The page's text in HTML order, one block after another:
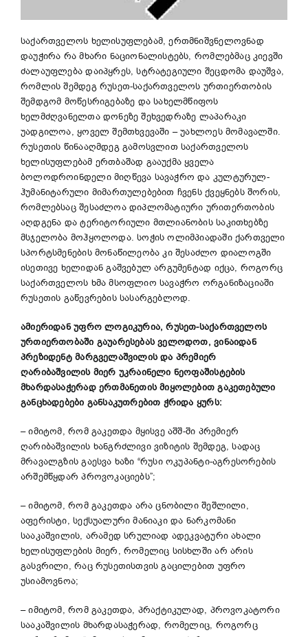
საქართველოს ხელისუფლებამ, ერთმნიშვნელოვნად
დაუჭირა რა მხარი ნაციონალისტებს, რომლებმაც კიევში
ძალაუფლება დაიპყრეს, სტრატეგიული შეცდომა დაუშვა,
რომლის შემდეგ რუსეთ-საქართველოს ურთიერთობის
შემდგომ მოწესრიგებაზე და სახელმწიფოს
ხელმძღვანელთა დონეზე შეხვედრაზე ლაპარაკი
უადგილოა, ყოველ შემთხვევაში – უახლოეს მომავალში.
რუსეთის წინააღმდეგ გამოსვლით საქართველოს
ხელისუფლებამ ერთბაშად გააუქმა ყველა
ბოლოდროინდელი მიღწევა სავაჭრო და კულტურულ-
ჰუმანიტარული მიმართულებებით ჩვენს ქვეყნებს შორის,
რომლებსაც შესაძლოა დიპლომატიური ურითერთობის
აღდგენა და ტერიტორიული მთლიანობის საკითხებზე
მსჯელობა მოჰყოლოდა. სოჭის ოლიმპიადაში ქართველი
სპორტსმენების მონაწილეობა კი შესაძლო დიალოგში
ისეთივე ხელიდან გაშვებულ არგუმენტად იქცა, როგორც
საქართველოს ხმა მსოფლიო სავაჭრო ორგანიზაციაში
რუსეთის გაწევრების სასარგებლოდ.
ამიერიდან უფრო ლოგიკურია, რუსეთ-საქართველოს
ურთიერთობაში გაუარესებას ველოდოთ, ვინაიდან
პრეზიდენტ მარგველაშვილის და პრემიერ
ღარიბაშვილის მიერ უკრაინელი ნეოფაშისტების
მხარდასაჭერად ერთმანეთის მიყოლებით გაკეთებული
განცხადებები განსაკუთრებით ჭრიდა ყურს:
– იმიტომ, რომ გაკეთდა მყისვე აშშ-ში პრემიერ
ღარიბაშვილის ხანგრძლივი ვიზიტის შემდეგ, სადაც
მრავალგზის გაესვა ხაზი “რუსი ოკუპანტი-აგრესორების
არშემწყდარ პროვოკაციებს”;
– იმიტომ, რომ გაკეთდა არა ცნობილი შეშლილი,
აფერისტი, სექსუალური მანიაკი და ნარკომანი
სააკაშვილის, არამედ სრულიად ადეკვატური ახალი
ხელისუფლების მიერ, რომელიც სისხლში არ არის
გასვრილი, რაც რუსეთისთვის გაცილებით უფრო
უსიამოვნოა;
– იმიტომ, რომ გაკეთდა, პრაქტიკულად, პროვოკატორი
სააკაშვილის მხარდასაჭერად, რომელიც, როგორც